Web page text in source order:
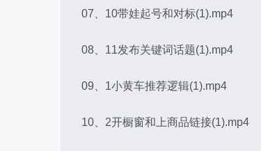
07、10带娃起号和对标(1).mp4
08、11发布关键词话题(1).mp4
09、1小黄车推荐逻辑(1).mp4
10、2开橱窗和上商品链接(1).mp4